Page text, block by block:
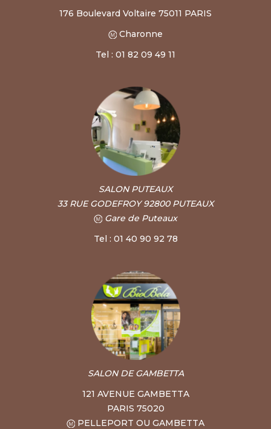
176 Boulevard Voltaire 75011 PARIS
Charonne
Tel : 01 82 09 49 11
SALON PUTEAUX
33 RUE GODEFROY 92800 PUTEAUX
Gare de Puteaux
Tel : 01 40 90 92 78
SALON DE GAMBETTA
121 AVENUE GAMBETTA
PARIS 75020
PELLEPORT OU GAMBETTA